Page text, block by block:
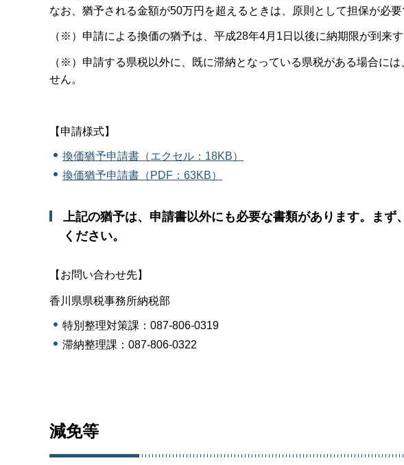
なお、猶予される金額が50万円を超えるときは、原則として担保が必要
（※）申請による換価の猶予は、平成28年4月1日以後に納期限が到来
（※）申請する県税以外に、既に滞納となっている県税がある場合に
せん。
【申請様式】
換価猶予申請書（エクセル：18KB）
換価猶予申請書（PDF：63KB）
上記の猶予は、申請書以外にも必要な書類があります。ま
ください。
【お問い合わせ先】
香川県県税事務所納税部
特別整理対策課：087-806-0319
滞納整理課：087-806-0322
減免等